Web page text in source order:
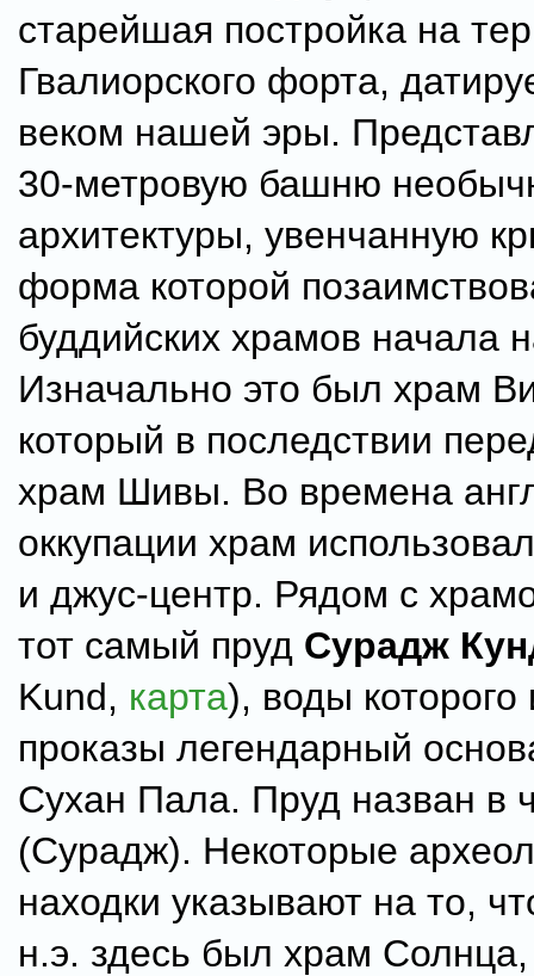
старейшая постройка на
Гвалиорского форта,
веком нашей эры.
30-метровую башню
архитектуры, увенчанную
форма которой
буддийских храмов начала
Изначально это был храм
который в последствии
храм Шивы. Во времена
оккупации храм
и джус-центр. Рядом с
тот самый пруд Сурадж
Kund, карта), воды которого
проказы легендарный
Сухан Пала. Пруд назван в
(Сурадж). Некоторые
находки указывают на то,
н.э. здесь был храм